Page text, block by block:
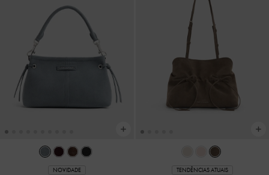
NOVIDADE
Bolsa com Alça de Mão Reese com
NOVIDADE
Mochila XL Noane-